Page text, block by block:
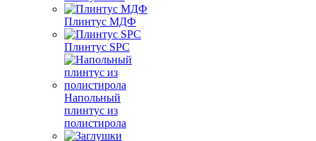
Плинтус МДФ
Плинтус SPC
Напольный
плинтус из
полистирола